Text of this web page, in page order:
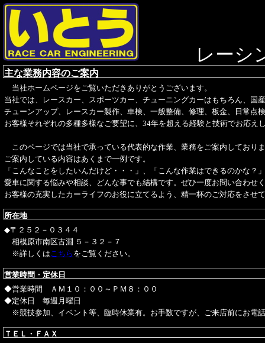
レーシン
主な業務内容のご案内
当社ホームページをご覧いただきありがとうございます。
当社では、レースカー、スポーツカー、チューニングカーはもちろん、国
チューンアップ、レースカー製作、車検、一般整備、修理、板金、日常点
お客様それぞれの多種多様なご要望に、34年を超える経験と技術でお応え
このページでは当社で承っている代表的な作業、業務をご案内しており
ご案内している内容はあくまで一例です。
「こんなことをしたいんだけど・・・」、「こんな作業はできるのかな
愛車に関する悩みや相談、どんな事でも結構です。ぜひ一度お問い合わせ
お客様の充実したカーライフのお役に立てるよう、精一杯のご対応をさせ
所在地
◆〒２５２－０３４４
相模原市南区古淵 ５－３２－７
※詳しくはこちら をご覧ください。
営業時間・定休日
◆営業時間 ＡＭ１０：００～ＰＭ８：００
◆定休日 毎週月曜日
※競技参加、イベント等、臨時休業有。お手数ですが、ご来店前にお電
ＴＥＬ・ＦＡＸ